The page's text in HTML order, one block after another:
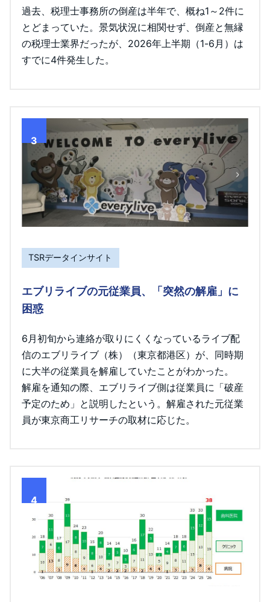
過去、税理士事務所の倒産は半年で、概ね1～2件に
とどまっていた。景気状況に相関せず、倒産と無縁
の税理士業界だったが、2026年上半期（1-6月）は
すでに4件発生した。
3
TSRデータインサイト
エブリライブの元従業員、「突然の解雇」に
困惑
6月初旬から連絡が取りにくくなっているライブ配
信のエブリライブ（株）（東京都港区）が、同時期
に大半の従業員を解雇していたことがわかった。
解雇を通知の際、エブリライブ側は従業員に「破産
予定のため」と説明したという。解雇された元従業
員が東京商工リサーチの取材に応じた。
4